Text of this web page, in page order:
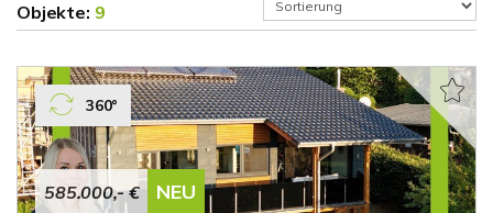
Objekte: 9
585.000,- € NEU
360°